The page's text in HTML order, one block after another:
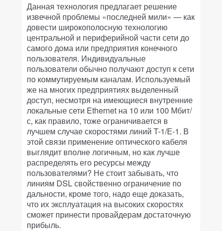
Данная технология предлагает решение
извечной проблемы «последней мили» — как
довести широкополосную технологию
центральной и периферийной части сети до
самого дома или предприятия конечного
пользователя. Индивидуальные
пользователи обычно получают доступ к сети
по коммутируемым каналам. Используемый
же на многих предприятиях выделенный
доступ, несмотря на имеющиеся внутренние
локальные сети Ethernet на 10 или 100 Мбит/
с, как правило, тоже ограничивается в
лучшем случае скоростями линий T-1/Е-1. В
этой связи применение оптического кабеля
выглядит вполне логичным, но как лучше
распределять его ресурсы между
пользователями? Не стоит забывать, что
линиям DSL свойственно ограничение по
дальности, кроме того, надо еще доказать,
что их эксплуатация на высоких скоростях
сможет принести провайдерам достаточную
прибыль.